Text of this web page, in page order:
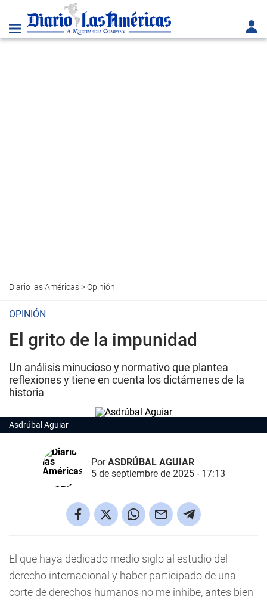
Diario las Américas>Opinión
OPINIÓN
El grito de la impunidad
Un análisis minucioso y normativo que plantea
reflexiones y tiene en cuenta los dictámenes de la
historia
Asdrúbal Aguiar
PorASDRÚBAL AGUIAR
5 de septiembre de 2025 - 17:13
El que haya dedicado medio siglo al estudio del
derecho internacional y haber participado de una
corte de derechos humanos no me inhibe, antes bien